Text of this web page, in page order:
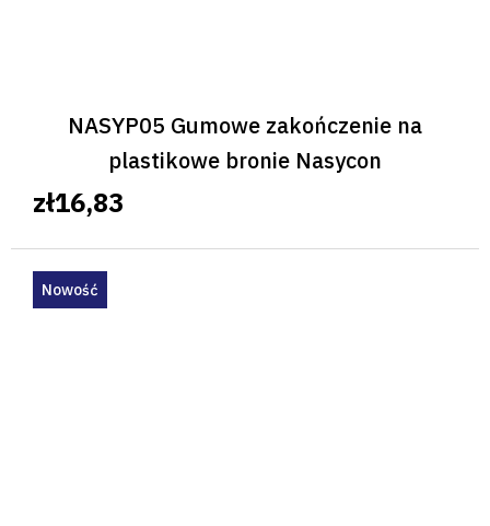
NASYP05 Gumowe zakończenie na
plastikowe bronie Nasycon
zł16,83
Nowość